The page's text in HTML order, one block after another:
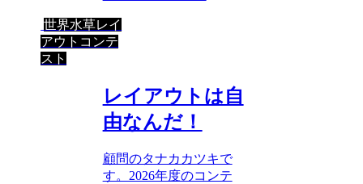
世界水草レイ
アウトコンテ
スト
レイアウトは自
由なんだ！
顧問のタナカカツキで
す。2026年度のコンテ